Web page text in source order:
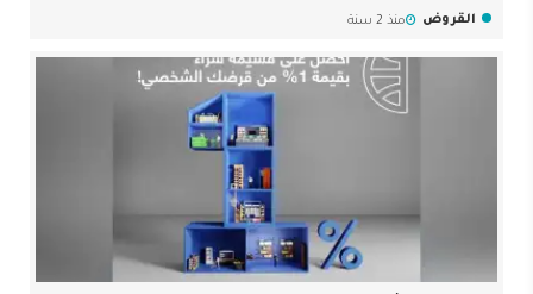
القروض منذ 2 سنة